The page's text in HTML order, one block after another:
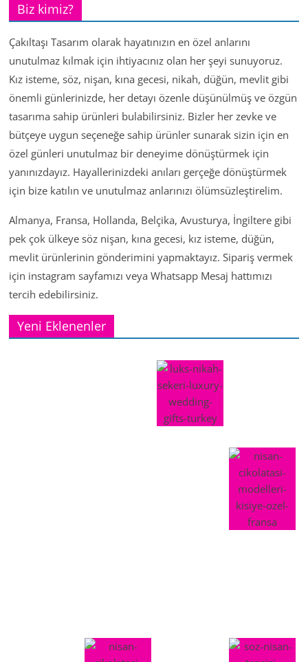
Biz kimiz?
Çakıltaşı Tasarım olarak hayatınızın en özel anlarını
unutulmaz kılmak için ihtiyacınız olan her şeyi sunuyoruz.
Kız isteme, söz, nişan, kına gecesi, nikah, düğün, mevlit gibi
önemli günlerinizde, her detayı özenle düşünülmüş ve özgün
tasarıma sahip ürünleri bulabilirsiniz. Bizler her zevke ve
bütçeye uygun seçeneğe sahip ürünler sunarak sizin için en
özel günleri unutulmaz bir deneyime dönüştürmek için
yanınızdayız. Hayallerinizdeki anıları gerçeğe dönüştürmek
için bize katılın ve unutulmaz anlarınızı ölümsüzleştirelim.
Almanya, Fransa, Hollanda, Belçika, Avusturya, İngiltere gibi
pek çok ülkeye söz nişan, kına gecesi, kız isteme, düğün,
mevlit ürünlerinin gönderimini yapmaktayız. Sipariş vermek
için instagram sayfamızı veya Whatsapp Mesaj hattımızı
tercih edebilirsiniz.
Yeni Eklenenler